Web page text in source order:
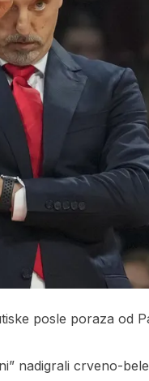
posle poraza od
nadigrali crveno-